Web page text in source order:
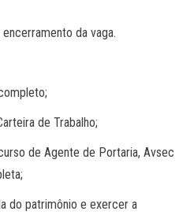
da vaga.
de Trabalho;
de Agente de Portaria, Avsec
do patrimônio e exercer a